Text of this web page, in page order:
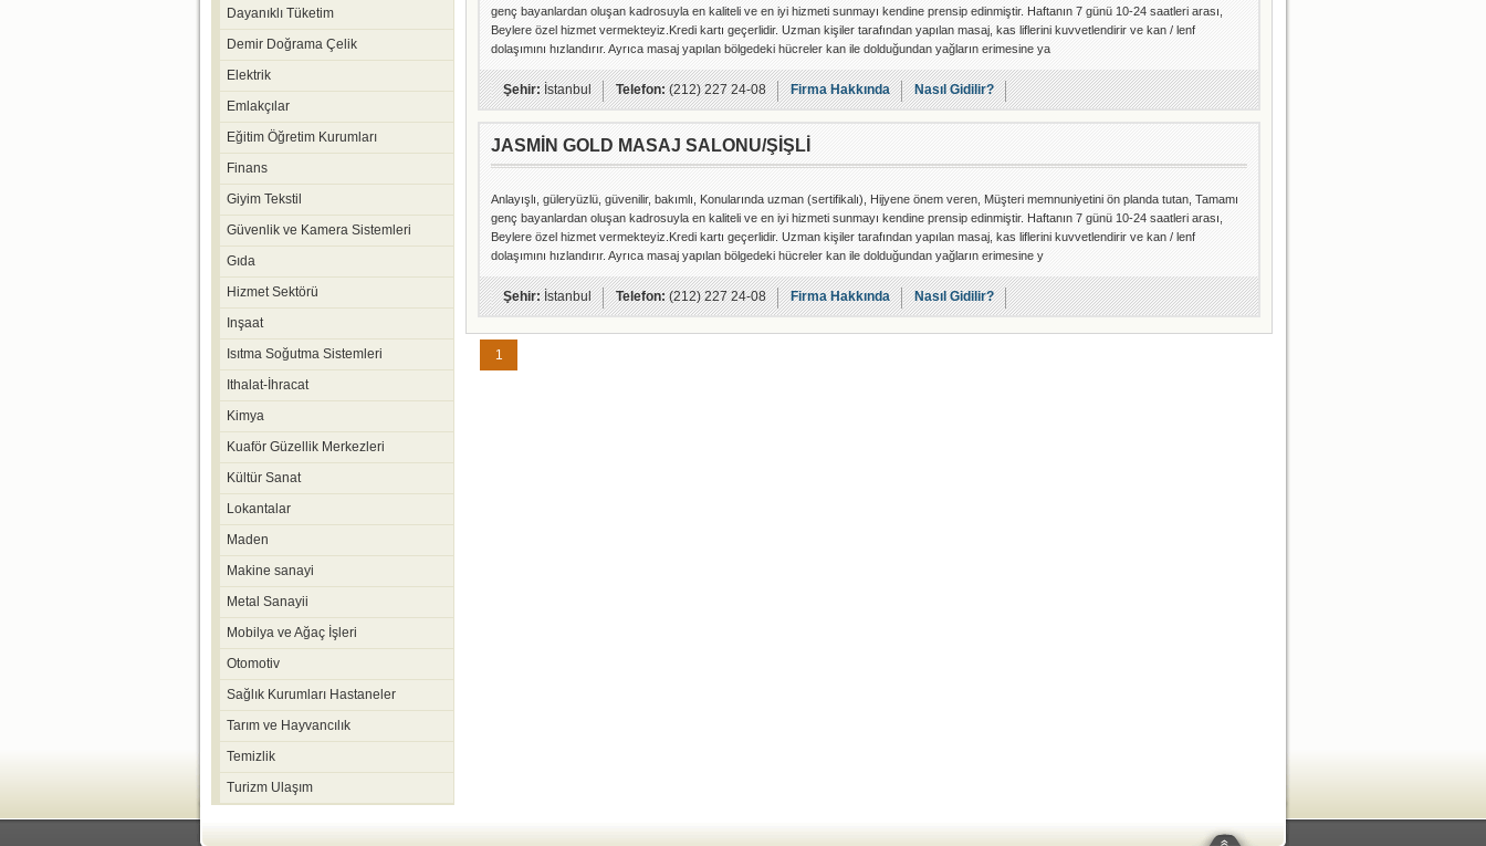
Dayanıklı Tüketim
Demir Doğrama Çelik
Elektrik
Emlakçılar
Eğitim Öğretim Kurumları
Finans
Giyim Tekstil
Güvenlik ve Kamera Sistemleri
Gıda
Hizmet Sektörü
Inşaat
Isıtma Soğutma Sistemleri
Ithalat-İhracat
Kimya
Kuaför Güzellik Merkezleri
Kültür Sanat
Lokantalar
Maden
Makine sanayi
Metal Sanayii
Mobilya ve Ağaç İşleri
Otomotiv
Sağlık Kurumları Hastaneler
Tarım ve Hayvancılık
Temizlik
Turizm Ulaşım
genç bayanlardan oluşan kadrosuyla en kaliteli ve en iyi hizmeti sunmayı kendine prensip edinmiştir. Haftanın 7 günü 10-24 saatleri arası,
Beylere özel hizmet vermekteyiz.Kredi kartı geçerlidir. Uzman kişiler tarafından yapılan masaj, kas liflerini kuvvetlendirir ve kan / lenf
dolaşımını hızlandırır. Ayrıca masaj yapılan bölgedeki hücreler kan ile dolduğundan yağların erimesine ya
Şehir:İstanbul Telefon:(212) 227 24-08 Firma Hakkında Nasıl Gidilir?
JASMİN GOLD MASAJ SALONU/ŞİŞLİ
Anlayışlı, güleryüzlü, güvenilir, bakımlı, Konularında uzman (sertifikalı), Hijyene önem veren, Müşteri memnuniyetini ön planda tutan, Tamamı
genç bayanlardan oluşan kadrosuyla en kaliteli ve en iyi hizmeti sunmayı kendine prensip edinmiştir. Haftanın 7 günü 10-24 saatleri arası,
Beylere özel hizmet vermekteyiz.Kredi kartı geçerlidir. Uzman kişiler tarafından yapılan masaj, kas liflerini kuvvetlendirir ve kan / lenf
dolaşımını hızlandırır. Ayrıca masaj yapılan bölgedeki hücreler kan ile dolduğundan yağların erimesine y
Şehir:İstanbul Telefon:(212) 227 24-08 Firma Hakkında Nasıl Gidilir?
1